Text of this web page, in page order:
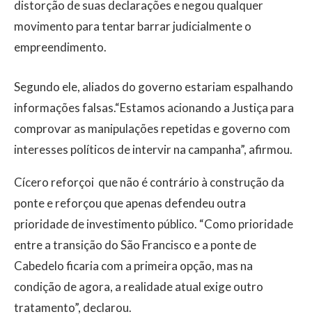
distorção de suas declarações e negou qualquer
movimento para tentar barrar judicialmente o
empreendimento.
Segundo ele, aliados do governo estariam espalhando
informações falsas.“Estamos acionando a Justiça para
comprovar as manipulações repetidas e governo com
interesses políticos de intervir na campanha”, afirmou.
Cícero reforçoi que não é contrário à construção da
ponte e reforçou que apenas defendeu outra
prioridade de investimento público. “Como prioridade
entre a transição do São Francisco e a ponte de
Cabedelo ficaria com a primeira opção, mas na
condição de agora, a realidade atual exige outro
tratamento”, declarou.